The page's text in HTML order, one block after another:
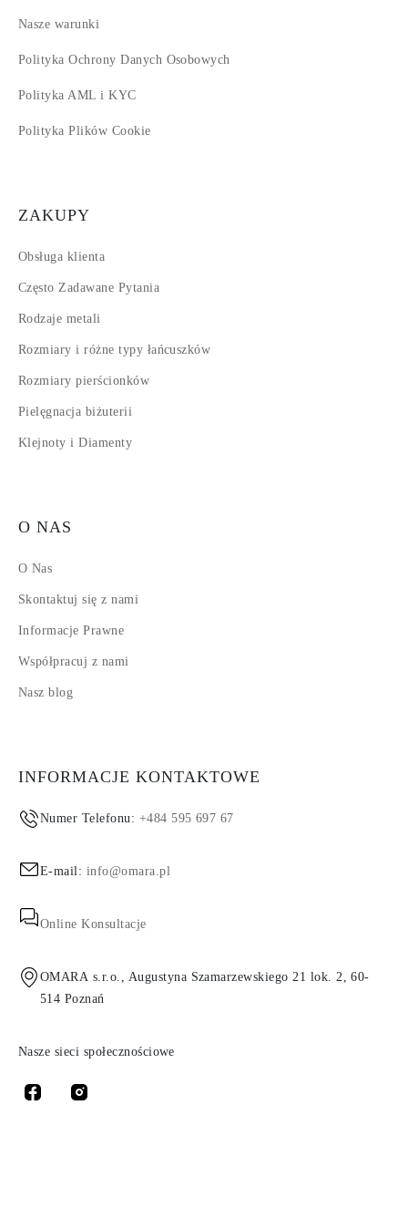
Nasze warunki
Polityka Ochrony Danych Osobowych
Polityka AML i KYC
Polityka Plików Cookie
ZAKUPY
Obsługa klienta
Często Zadawane Pytania
Rodzaje metali
Rozmiary i różne typy łańcuszków
Rozmiary pierścionków
Pielęgnacja biżuterii
Klejnoty i Diamenty
O NAS
O Nas
Skontaktuj się z nami
Informacje Prawne
Współpracuj z nami
Nasz blog
INFORMACJE KONTAKTOWE
Numer Telefonu: +484 595 697 67
E-mail: info@omara.pl
Online Konsultacje
OMARA s.r.o., Augustyna Szamarzewskiego 21 lok. 2, 60-
514 Poznań
Nasze sieci społecznościowe